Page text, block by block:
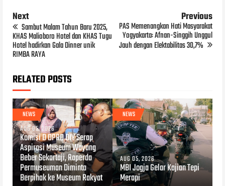
Next
Sambut Malam Tahun Baru 2025,
KHAS Malioboro Hotel dan KHAS Tugu
Hotel hadirkan Gala Dinner unik
RIMBA RAYA
Previous
PAS Memenangkan Hati Masyarakat
Yogyakarta: Afnan-Singgih Unggul
Jauh dengan Elektabilitas 30,7%
RELATED POSTS
NEWS
AUG 05, 2026
Komisi D DPRD DIY Serap
Aspirasi Museum Wayang
Beber Sekartaji, Raperda
Permuseuman Diminta
Berpihak ke Museum Rakyat
NEWS
AUG 05, 2026
MBI Jogja Gelar Kajian Tepi
Merapi